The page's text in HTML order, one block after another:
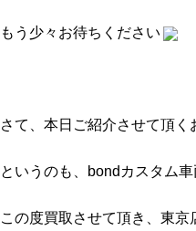
もう少々お待ちください
さて、本日ご紹介させて頂く
というのも、bondカスタム車
この度買取させて頂き、東